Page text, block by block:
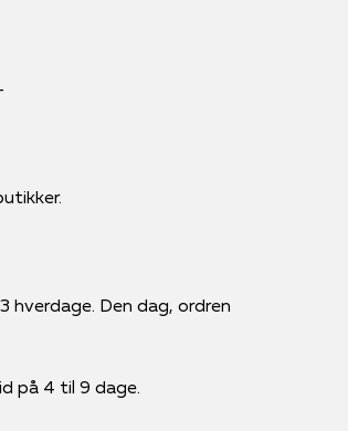
hverdage. Den dag, ordren
på 4 til 9 dage.